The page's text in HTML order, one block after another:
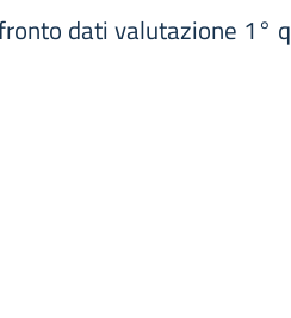
dati valutazione 1°